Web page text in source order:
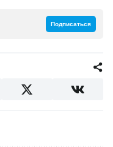
Подписаться